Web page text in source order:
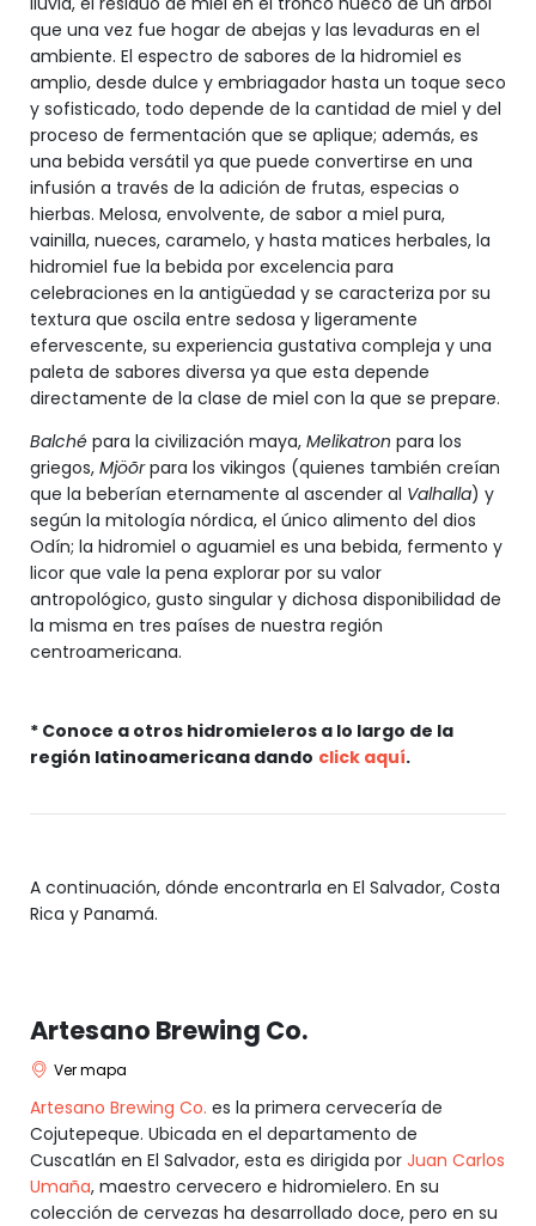
que una vez fue hogar de abejas y las levaduras en el
ambiente. El espectro de sabores de la hidromiel es
amplio, desde dulce y embriagador hasta un toque seco
y sofisticado, todo depende de la cantidad de miel y del
proceso de fermentación que se aplique; además, es
una bebida versátil ya que puede convertirse en una
infusión a través de la adición de frutas, especias o
hierbas. Melosa, envolvente, de sabor a miel pura,
vainilla, nueces, caramelo, y hasta matices herbales, la
hidromiel fue la bebida por excelencia para
celebraciones en la antigüedad y se caracteriza por su
textura que oscila entre sedosa y ligeramente
efervescente, su experiencia gustativa compleja y una
paleta de sabores diversa ya que esta depende
directamente de la clase de miel con la que se prepare.
Balché para la civilización maya, Melikatron para los
griegos, Mjöõrpara los vikingos (quienes también creían
que la beberían eternamente al ascender al Valhalla) y
según la mitología nórdica, el único alimento del dios
Odín; la hidromiel o aguamiel es una bebida, fermento y
licor que vale la pena explorar por su valor
antropológico, gusto singular y dichosa disponibilidad de
la misma en tres países de nuestra región
centroamericana.
* Conoce a otros hidromieleros a lo largo de la
región latinoamericana dando click aquí.
A continuación, dónde encontrarla en El Salvador, Costa
Rica y Panamá.
Artesano Brewing Co.
Ver mapa
Artesano Brewing Co. es la primera cervecería de
Cojutepeque. Ubicada en el departamento de
Cuscatlán en El Salvador, esta es dirigida por Juan Carlos
Umaña, maestro cervecero e hidromielero. En su
colección de cervezas ha desarrollado doce, pero en su